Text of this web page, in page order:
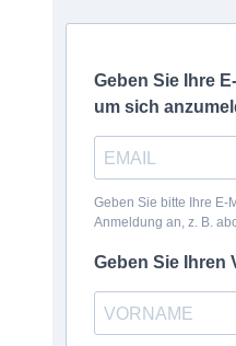
Geben Sie Ihre
um sich
Geben Sie bitte Ihre E-
Anmeldung an, z. B.
Geben Sie Ihren